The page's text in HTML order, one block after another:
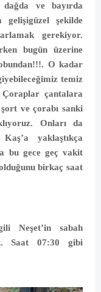
ve bayırda
gelişigüzel şekilde
gerekiyor.
bugün üzerine
O kadar
temiz
çantalara
ve çorabı sanki
Onları da
yaklaştıkça
bu gece geç vakit
birkaç saat
Neşet’in sabah
Saat 07:30 gibi